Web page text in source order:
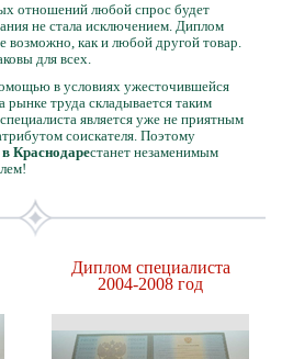
отношений любой спрос будет
не стала исключением. Диплом
возможно, как и любой другой товар.
для всех.
в условиях ужесточившейся
рынке труда складывается таким
является уже не приятным
соискателя. Поэтому
Краснодарестанет незаменимым
Диплом специалиста
2004-2008 год